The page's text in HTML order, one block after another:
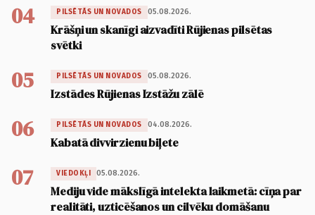
04 PILSĒTĀS UN NOVADOS 05.08.2026.
Krāšņi un skanīgi aizvadīti Rūjienas pilsētas
svētki
05 PILSĒTĀS UN NOVADOS 05.08.2026.
Izstādes Rūjienas Izstāžu zālē
06 PILSĒTĀS UN NOVADOS 04.08.2026.
Kabatā divvirzienu biļete
07 VIEDOKĻI 05.08.2026.
Mediju vide mākslīgā intelekta laikmetā: cīņa par
realitāti, uzticēšanos un cilvēku domāšanu